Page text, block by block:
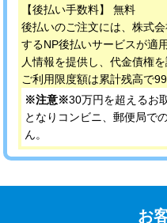
【後払い手数料】 無料
後払いのご注文には、株式
するNP後払いサービスが適
人情報を提供し、代金債権を
ご利用限度額は累計残高で
※注意※30万円を超えるお
となりコンビニ、郵便局で
ん。
お